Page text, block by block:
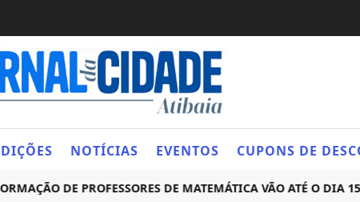
NOTÍCIAS EVENTOS CUPONS DE
DE PROFESSORES DE MATEMÁTICA VÃO ATÉ O DIA 15